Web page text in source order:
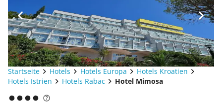
Startseite Hotels Hotels Europa
Hotels Kroatien
Hotels Istrien
Hotels Rabac Hotel Mimosa